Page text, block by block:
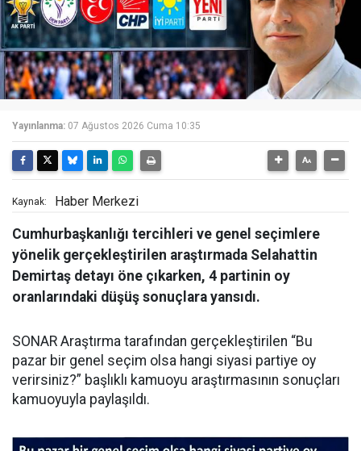
Yayınlanma: 07 Ağustos 2026 Cuma 10:35
Kaynak: Haber Merkezi
Cumhurbaşkanlığı tercihleri ve genel seçimlere
yönelik gerçekleştirilen araştırmada Selahattin
Demirtaş detayı öne çıkarken, 4 partinin oy
oranlarındaki düşüş sonuçlara yansıdı.
SONAR Araştırma tarafından gerçekleştirilen “Bu
pazar bir genel seçim olsa hangi siyasi partiye oy
verirsiniz?” başlıklı kamuoyu araştırmasının sonuçları
kamuoyuyla paylaşıldı.